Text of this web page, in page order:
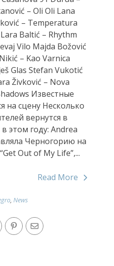
– Oli Oli Lana
– Temperatura
Baltić – Rhythm
Vilo Majda Božović
– Kao Varnica
Glas Stefan Vukotić
Živković – Nova
Известные
на сцену Несколько
вернутся в
этом году: Andrea
Черногорию на
Out of My Life”,...
Read More
,News